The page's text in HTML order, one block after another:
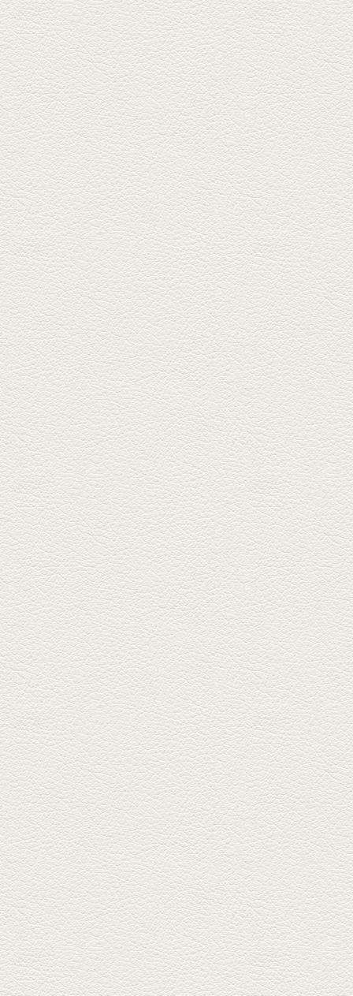
焼き餃子＆海老チリ
栄通りの路地奥、隠れ家的な店
『富富飯店 新市街酒家』へ。２
階に...
2026年1月9日放送
酢だこ＆焼ぎょうざ
健軍で人吉の有名店のぎょうざ
を！『松龍軒健軍店』で、味わ
いの刻...
2025年12月19日放送
おばんざい三種盛＆麻婆
豆腐
東区月出『中華酒場アガレヤ』
は、スパイスが効いた一味違う
中華が...
2025年11月28日放送
ごま鯛＆牛すじ大根
名店揃いの並木坂ドルハウスビ
ルに今年生まれた新たな名店、
『家庭...
2025年11月7日放送
贅沢馬刺し盛合せ＆極上
馬肉しゃぶしゃぶ
籠町通り『熊本郷土料理 酒ト肴
もなか』で熊本県産の馬肉料理
を！...
2025年10月17日放送
ヒレ焼き＆牛ひれ肉汁カ
レー
武蔵小路で人気の『ヒレ肉じゅ
んちゃん』へ。『銀ハイ』で乾
杯！ブ...
2025年9月26日放送
フォンダンエッグ＆二郎
系にんにくパスタ
北区麻生田の人気店『多酒多菜
満月』へ。『しろ』水割で乾
杯！出...
2025年9月5日放送
あくまのポテサラ＆変わ
り天ぷら盛り合わせ
武蔵小路の「たぬきと銀杏」で
自慢の「変わり天ぷら」を
「KAORU」...
2025年8月15日放送
お刺身盛り合わせ＆干物
盛りの七輪焼き
酒場通りの「食楽みかげ」は、
オーナーこだわりの魚料理が味
わえ...
2025年7月25日放送
朝ごはんプレート＆かん
ぱちのカマ(塩焼き)
並木坂では珍しい朝ごはんの店
「コルハコ」で昼飲みの刻。
「銀し...